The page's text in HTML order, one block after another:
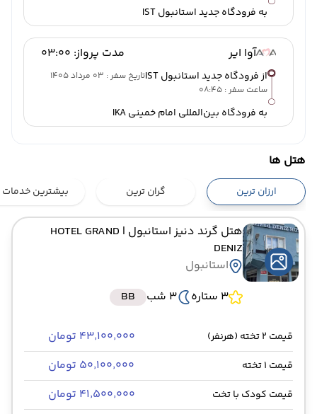
به فرودگاه جدید استانبول IST
آوا ایر مدت پرواز: 03:00
از فرودگاه جدید استانبول IST
تاریخ سفر : 03 مرداد 1405
ساعت سفر : 08:45
به فرودگاه بین‌المللی امام خمینی IKA
هتل ها
ارزان ترین گران ترین بیشترین خدمات
هتل گرند دنیز استانبول | HOTEL GRAND
DENIZ
استانبول
3 ستاره
3 شب BB
قیمت 2 تخته (هرنفر) ۴۳٬۱۰۰٬۰۰۰ تومان
قیمت 1 تخته ۵۰٬۱۰۰٬۰۰۰ تومان
قیمت کودک با تخت ۴۱٬۵۰۰٬۰۰۰ تومان